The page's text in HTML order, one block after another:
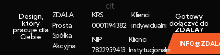
Design,
który
pracuje dla
Ciebie
ZDALA
Prosta
Spółka
Akcyjna
KRS
0001194382
NIP
7822959413
Klienci
indywidualni
Klienci
Instytucjonalni
Gotowy
dołączyć do
ZDALA?